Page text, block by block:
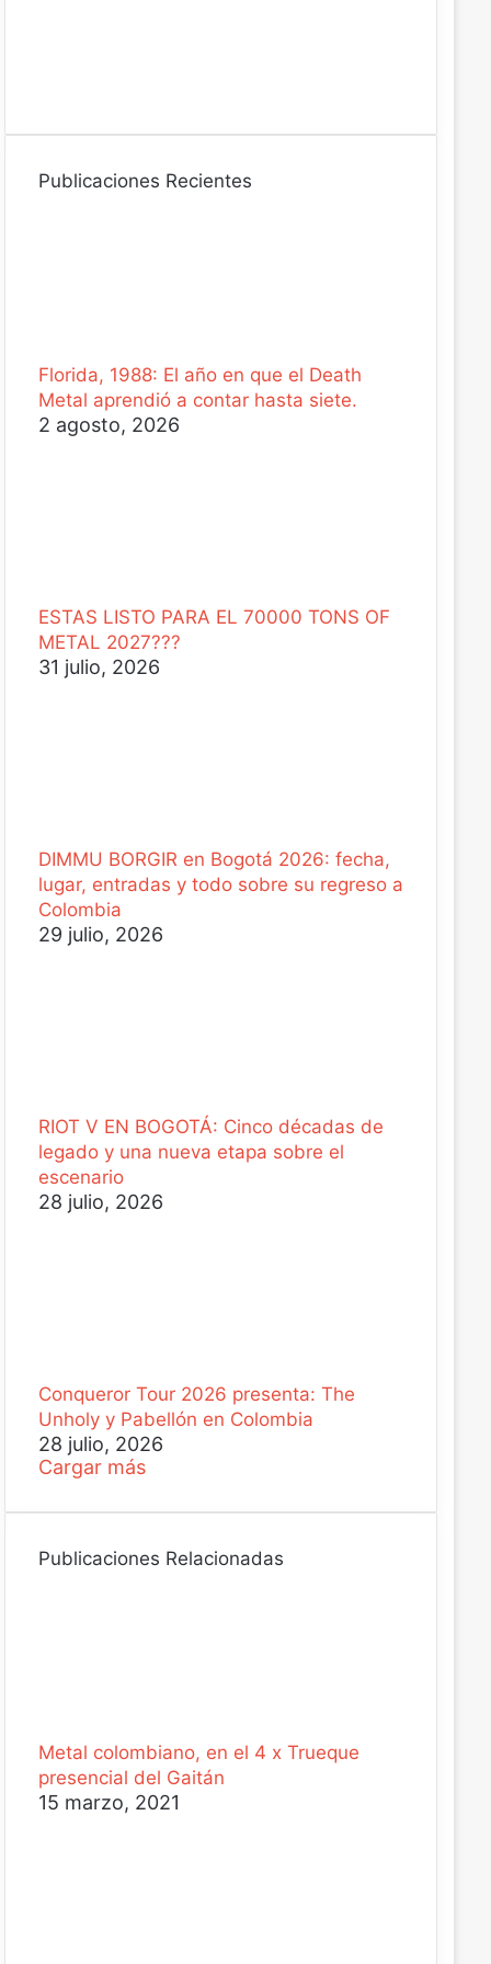
Publicaciones Recientes
Florida, 1988: El año en que el Death
Metal aprendió a contar hasta siete.
2 agosto, 2026
ESTAS LISTO PARA EL 70000 TONS OF
METAL 2027???
31 julio, 2026
DIMMU BORGIR en Bogotá 2026: fecha,
lugar, entradas y todo sobre su regreso a
Colombia
29 julio, 2026
RIOT V EN BOGOTÁ: Cinco décadas de
legado y una nueva etapa sobre el
escenario
28 julio, 2026
Conqueror Tour 2026 presenta: The
Unholy y Pabellón en Colombia
28 julio, 2026
Cargar más
Publicaciones Relacionadas
Metal colombiano, en el 4 x Trueque
presencial del Gaitán
15 marzo, 2021